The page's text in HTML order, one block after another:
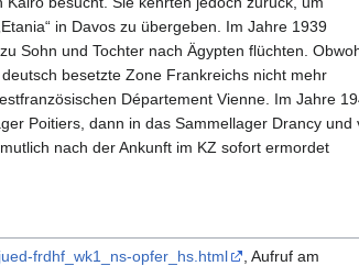
in Davos zu übergeben. Im Jahre 1939
Sohn und Tochter nach Ägypten flüchten.
besetzte Zone Frankreichs nicht mehr
Département Vienne. Im Jahre
Poitiers, dann in das Sammellager Drancy und
nach der Ankunft im KZ sofort ermordet
frdhf_wk1_ns-opfer_hs.html
, Aufruf am